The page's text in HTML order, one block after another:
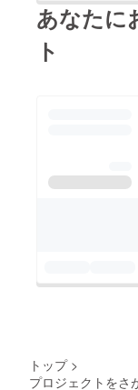
あなたに
ト
トップ >
プロジェクトをさ